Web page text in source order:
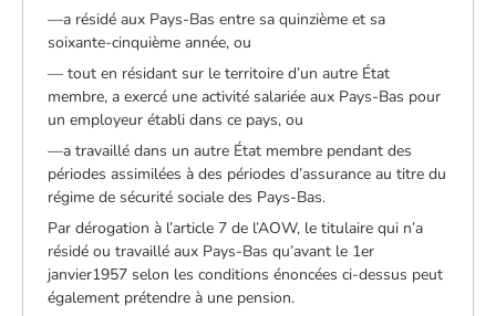
—a résidé aux Pays-Bas entre sa quinzième et sa
soixante-cinquième année, ou
— tout en résidant sur le territoire d’un autre État
membre, a exercé une activité salariée aux Pays-Bas pour
un employeur établi dans ce pays, ou
—a travaillé dans un autre État membre pendant des
périodes assimilées à des périodes d’assurance au titre du
régime de sécurité sociale des Pays-Bas.
Par dérogation à l’article 7 de l’AOW, le titulaire qui n’a
résidé ou travaillé aux Pays-Bas qu’avant le 1er
janvier1957 selon les conditions énoncées ci-dessus peut
également prétendre à une pension.